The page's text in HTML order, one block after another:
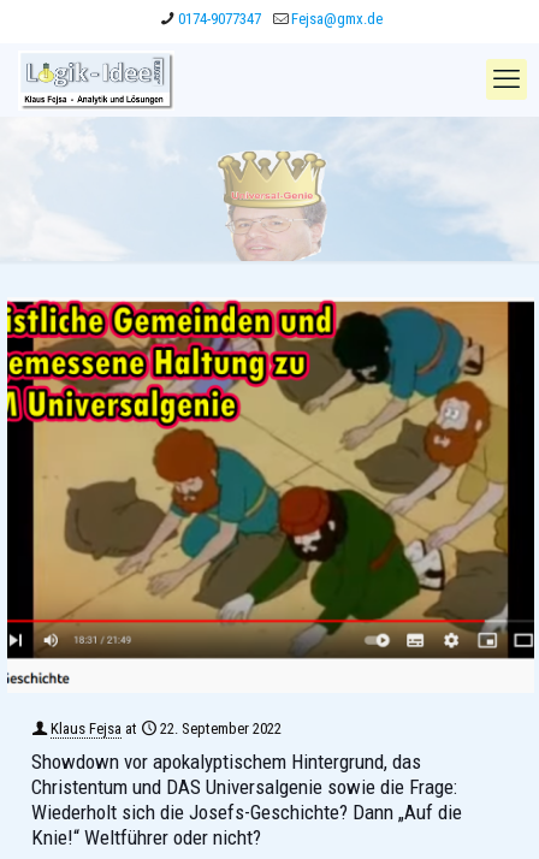
0174-9077347 Fejsa@gmx.de
Klaus Fejsa at 22. September 2022
Showdown vor apokalyptischem Hintergrund, das
Christentum und DAS Universalgenie sowie die Frage:
Wiederholt sich die Josefs-Geschichte? Dann „Auf die
Knie!“ Weltführer oder nicht?